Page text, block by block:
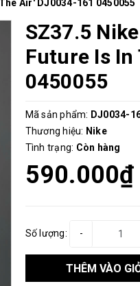
Air' DJ0034-161 0450055
SZ37.5
Future Is In
0450055
Mã sản phẩm: DJ0034-
Thương hiệu: Nike
Tình trạng: Còn hàng
590.000₫
Số lượng: -
THÊM VÀO